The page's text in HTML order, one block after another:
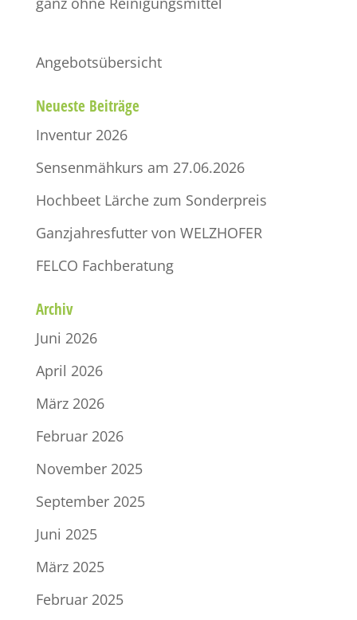
Angebotsübersicht
Neueste Beiträge
Inventur 2026
Sensenmähkurs am 27.06.2026
Hochbeet Lärche zum Sonderpreis
Ganzjahresfutter von WELZHOFER
FELCO Fachberatung
Archiv
Juni 2026
April 2026
März 2026
Februar 2026
November 2025
September 2025
Juni 2025
März 2025
Februar 2025